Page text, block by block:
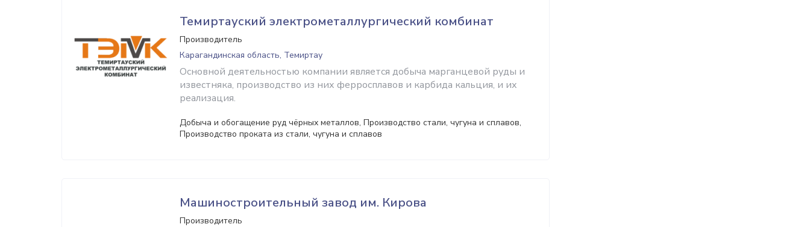
Темиртауский электрометаллургический комбинат
Производитель
Карагандинская область, Темиртау
Основной деятельностью компании является добыча марганцевой руды и
известняка, производство из них ферросплавов и карбида кальция, и их
реализация.
Добыча и обогащение руд чёрных металлов, Производство стали, чугуна и сплавов,
Производство проката из стали, чугуна и сплавов
Машиностроительный завод им. Кирова
Производитель